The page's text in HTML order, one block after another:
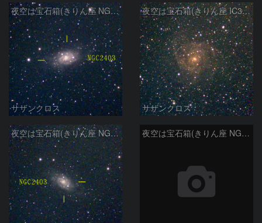
夜空は宝石箱(きりん座 NGC2403) Seestar50
サザンクロス
夜空は宝石箱(きりん座 IC342) Seestar50
サザンクロス
夜空は宝石箱(きりん座 NGC2403) Seestar50 夜空は宝石箱(きりん座 NGC2336) Seestar50